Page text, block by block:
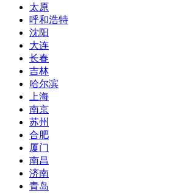
太原
呼和浩特
沈阳
大连
长春
吉林
哈尔滨
上海
南京
苏州
合肥
厦门
南昌
济南
青岛